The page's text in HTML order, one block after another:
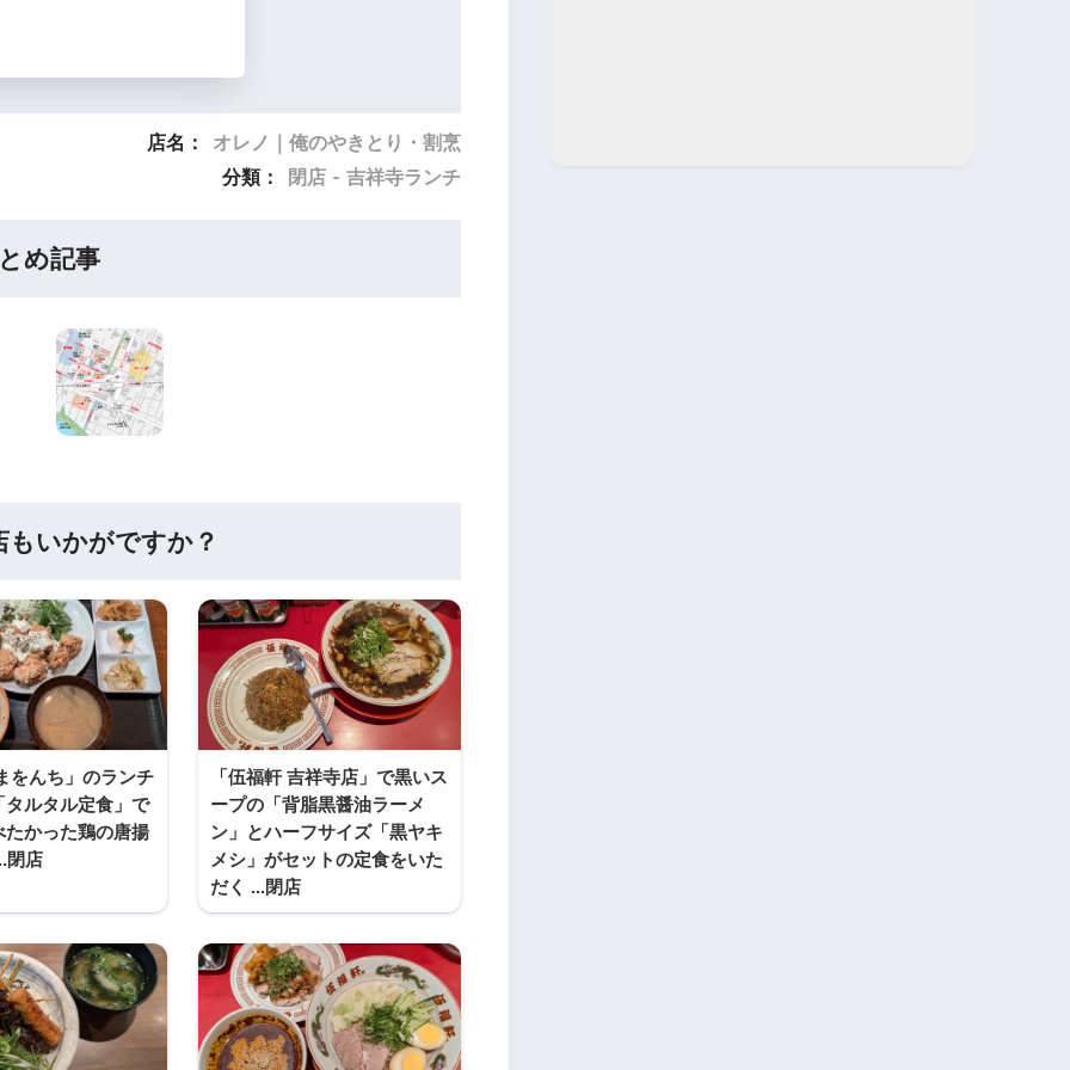
店名：
オレノ｜俺のやきとり・割烹
分類：
閉店 - 吉祥寺ランチ
め記事
いかがですか？
をんち」のランチ
タルタル定食」で
たかった鶏の唐揚
閉店
「伍福軒 吉祥寺店」で黒いス
ープの「背脂黒醤油ラーメ
ン」とハーフサイズ「黒ヤキ
メシ」がセットの定食をいた
だく ...閉店